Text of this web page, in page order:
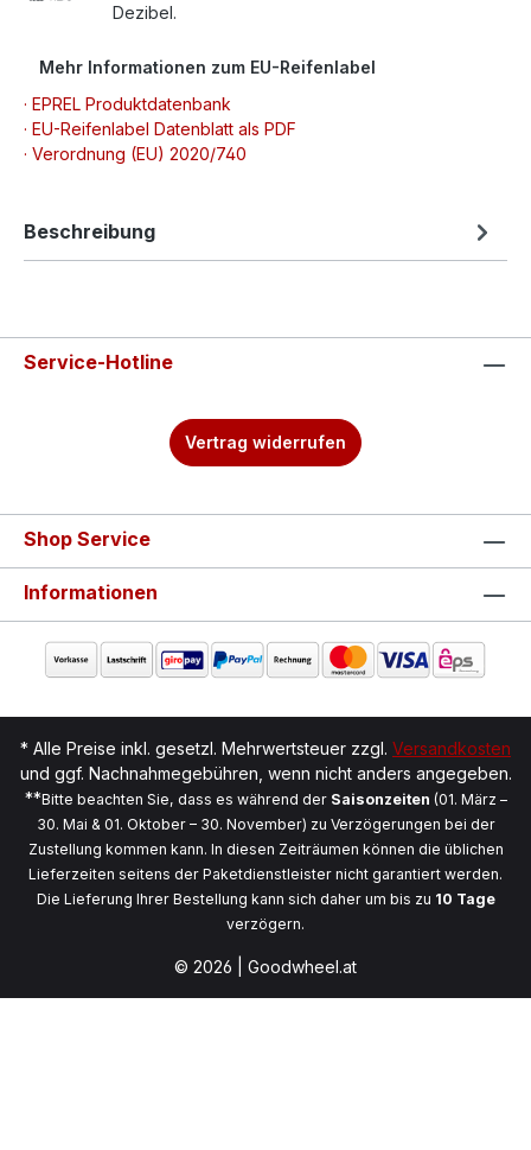
Dezibel.
Mehr Informationen zum EU-Reifenlabel
· EPREL Produktdatenbank
· EU-Reifenlabel Datenblatt als PDF
· Verordnung (EU) 2020/740
Beschreibung
Service-Hotline
Vertrag widerrufen
Shop Service
Informationen
* Alle Preise inkl. gesetzl. Mehrwertsteuer zzgl. Versandkosten
und ggf. Nachnahmegebühren, wenn nicht anders angegeben.
**Bitte beachten Sie, dass es während der Saisonzeiten (01. März –
30. Mai & 01. Oktober – 30. November) zu Verzögerungen bei der
Zustellung kommen kann. In diesen Zeiträumen können die üblichen
Lieferzeiten seitens der Paketdienstleister nicht garantiert werden.
Die Lieferung Ihrer Bestellung kann sich daher um bis zu 10 Tage
verzögern.
© 2026 | Goodwheel.at